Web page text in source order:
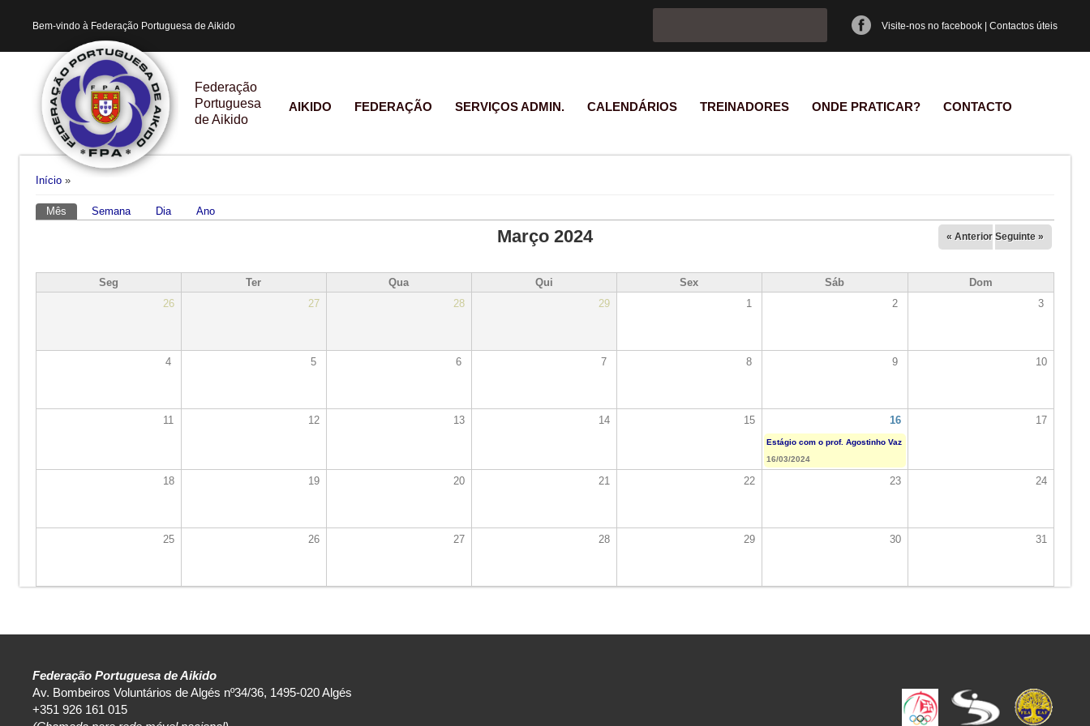
Bem-vindo à Federação Portuguesa de Aikido Visite-nos no facebook Contactos úteis
Formulário de pesquisa
Federação
Portuguesa
de Aikido
AIKIDO FEDERAÇÃO SERVIÇOS ADMIN. CALENDÁRIOS TREINADORES ONDE PRATICAR? CONTACTO
Está aqui
Início»
Separadores primários
Mês (separador ativo)
Semana Dia Ano
Março 2024 « Anterior Seguinte »
Seg Ter Qua Qui Sex Sáb
Dom
26
27 28 29 1 2 3
4 5 6 7 8 9 10
11 12 13 14 15 16 17
Estágio com o prof. Agostinho Vaz
16/03/2024
18 19 20 21 22 23 24
25 26 27 28 29 30 31
Federação Portuguesa de Aikido
Av. Bombeiros Voluntários de Algés nº34/36, 1495-020 Algés
+351 926 161 015